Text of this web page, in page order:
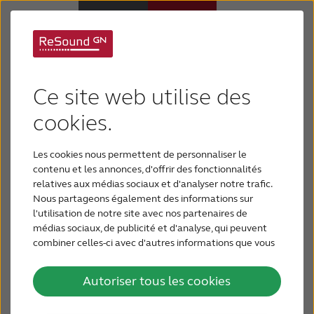
Ce site web utilise des
cookies.
Les cookies nous permettent de personnaliser le
contenu et les annonces, d'offrir des fonctionnalités
relatives aux médias sociaux et d'analyser notre trafic.
Nous partageons également des informations sur
l'utilisation de notre site avec nos partenaires de
médias sociaux, de publicité et d'analyse, qui peuvent
combiner celles-ci avec d'autres informations que vous
utilisation de leurs services.
Autoriser tous les cookies
Appareils auditifs
Perte auditive
Support & Assistance
Pourquoi choisir ReSound
BLOG
auditive
seul un professionnel sera en mesure d'identifier
quel type de perte auditive vous ou un être aimé
peut avoir.
Il s'agit d'un bref aperçu des types de perte
auditive.